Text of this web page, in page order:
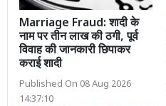
Marriage Fraud: शादी के
नाम पर तीन लाख की ठगी, पूर्व
विवाह की जानकारी छिपाकर
कराई शादी
Published On 08 Aug 2026
14:37:10